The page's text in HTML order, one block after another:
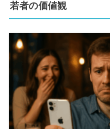
若者の価値観